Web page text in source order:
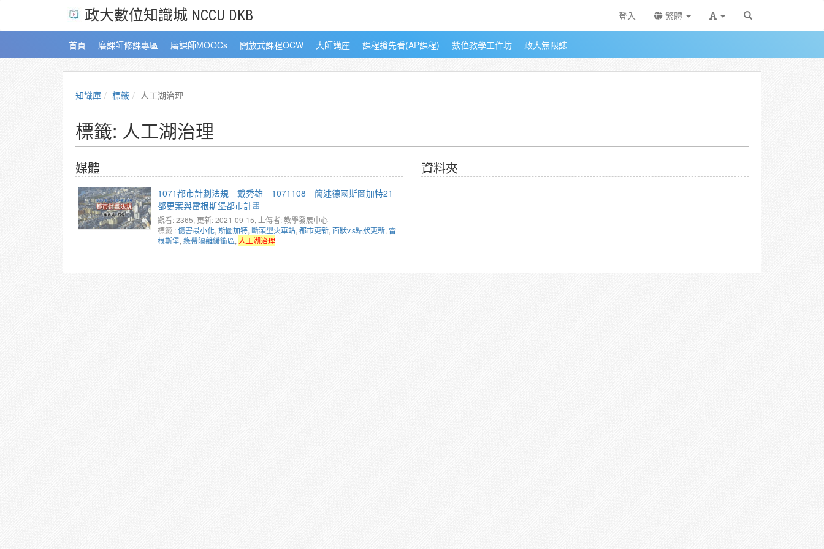
政大數位知識城 NCCU DKB 登入 繁體
首頁 磨課師修課專區 磨課師MOOCs 開放式課程OCW 大師講座 課程搶先看(AP課程) 數位教學工作坊 政大無限誌
知識庫 標籤 人工湖治理
標籤: 人工湖治理
媒體
1071都市計劃法規－戴秀雄－1071108－簡述德國斯圖加特21
都更案與雷根斯堡都市計畫
觀看: 2365, 更新: 2021-09-15, 上傳者: 教學發展中心
標籤 :傷害最小化, 斯圖加特, 斷頭型火車站, 都市更新, 面狀v.s點狀更新, 雷
根斯堡, 綠帶隔離緩衝區, 人工湖治理
資料夾